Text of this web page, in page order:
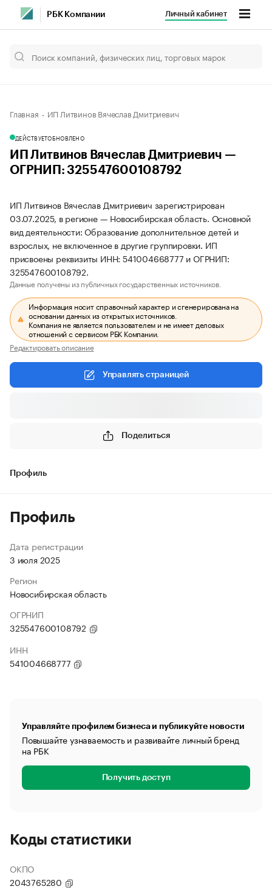
РБК Компании Личный кабинет
Главная ИП Литвинов Вячеслав Дмитриевич
ДЕЙСТВУЕТОБНОВЛЕНО
ИП Литвинов Вячеслав Дмитриевич —
ОГРНИП: 325547600108792
ИП Литвинов Вячеслав Дмитриевич зарегистрирован
03.07.2025, в регионе — Новосибирская область. Основной
вид деятельности: Образование дополнительное детей и
взрослых, не включенное в другие группировки. ИП
присвоены реквизиты ИНН: 541004668777 и ОГРНИП:
325547600108792.
Данные получены из публичных государственных источников.
Информация носит справочный характер и сгенерирована на
основании данных из открытых источников.
Компания не является пользователем и не имеет деловых
отношений с сервисом РБК Компании.
Редактировать описание
Управлять страницей
Поделиться
Профиль
Профиль
Дата регистрации
3 июля 2025
Регион
Новосибирская область
ОГРНИП
325547600108792
ИНН
541004668777
Управляйте профилем бизнеса и публикуйте новости
Повышайте узнаваемость и развивайте личный бренд
на РБК
Получить доступ
Коды статистики
ОКПО
2043765280